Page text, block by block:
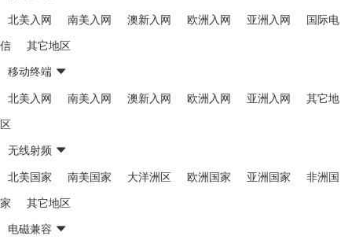
北美入网
南美入网 澳新入网 欧洲入网 亚洲入网
国际电
信
其它地区
移动终端
北美入网
南美入网 澳新入网 欧洲入网 亚洲入网
其它地
区
无线射频
北美国家
南美国家 大洋洲区 欧洲国家 亚洲国家
非洲国
家
其它地区
电磁兼容